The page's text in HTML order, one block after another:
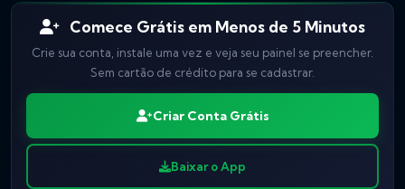
Comece Grátis em Menos de 5 Minutos
Crie sua conta, instale uma vez e veja seu painel se preencher.
Sem cartão de crédito para se cadastrar.
Criar Conta Grátis
Baixar o App